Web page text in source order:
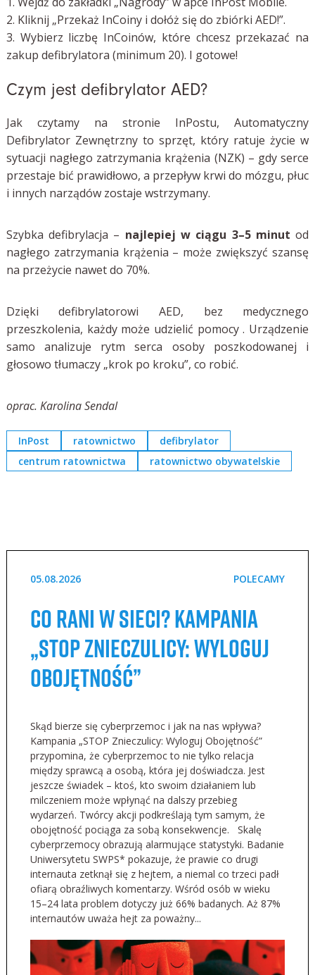
2. Kliknij „Przekaż InCoiny i dołóż się do zbiórki AED!”.
3. Wybierz liczbę InCoinów, które chcesz przekazać na
zakup defibrylatora (minimum 20). I gotowe!
Czym jest defibrylator AED?
Jak czytamy na stronie InPostu, Automatyczny
Defibrylator Zewnętrzny to sprzęt, który ratuje życie w
sytuacji nagłego zatrzymania krążenia (NZK) – gdy serce
przestaje bić prawidłowo, a przepływ krwi do mózgu, płuc
i innych narządów zostaje wstrzymany.
Szybka defibrylacja – najlepiej w ciągu 3–5 minut od
nagłego zatrzymania krążenia – może zwiększyć szansę
na przeżycie nawet do 70%.
Dzięki defibrylatorowi AED, bez medycznego
przeszkolenia, każdy może udzielić pomocy . Urządzenie
samo analizuje rytm serca osoby poszkodowanej i
głosowo tłumaczy „krok po kroku”, co robić.
oprac. Karolina Sendal
InPost ratownictwo
defibrylator
centrum ratownictwa
ratownictwo obywatelskie
05.08.2026 POLECAMY
Co rani w sieci? Kampania
„STOP Znieczulicy: Wyloguj
Obojętność”
Skąd bierze się cyberprzemoc i jak na nas wpływa?
Kampania „STOP Znieczulicy: Wyloguj Obojętność”
przypomina, że cyberprzemoc to nie tylko relacja
między sprawcą a osobą, która jej doświadcza. Jest
jeszcze świadek – ktoś, kto swoim działaniem lub
milczeniem może wpłynąć na dalszy przebieg
wydarzeń. Twórcy akcji podkreślają tym samym, że
obojętność pociąga za sobą konsekwencje. Skalę
cyberprzemocy obrazują alarmujące statystyki. Badanie
Uniwersytetu SWPS* pokazuje, że prawie co drugi
internauta zetknął się z hejtem, a niemal co trzeci padł
ofiarą obraźliwych komentarzy. Wśród osób w wieku
15–24 lata problem dotyczy już 66% badanych. Aż 87%
internautów uważa hejt za poważny...